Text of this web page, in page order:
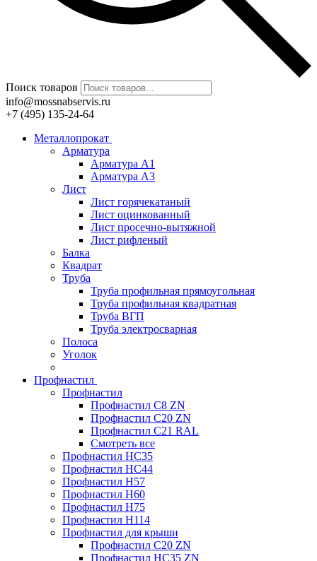
Поиск товаров
info@mossnabservis.ru
+7 (495) 135-24-64
Металлопрокат
Арматура
Арматура А1
Арматура А3
Лист
Лист горячекатаный
Лист оцинкованный
Лист просечно-вытяжной
Лист рифленый
Балка
Квадрат
Труба
Труба профильная прямоугольная
Труба профильная квадратная
Труба ВГП
Труба электросварная
Полоса
Уголок
Профнастил
Профнастил
Профнастил С8 ZN
Профнастил С20 ZN
Профнастил С21 RAL
Смотреть все
Профнастил HC35
Профнастил HC44
Профнастил H57
Профнастил H60
Профнастил H75
Профнастил H114
Профнастил для крыши
Профнастил С20 ZN
Профнастил НС35 ZN